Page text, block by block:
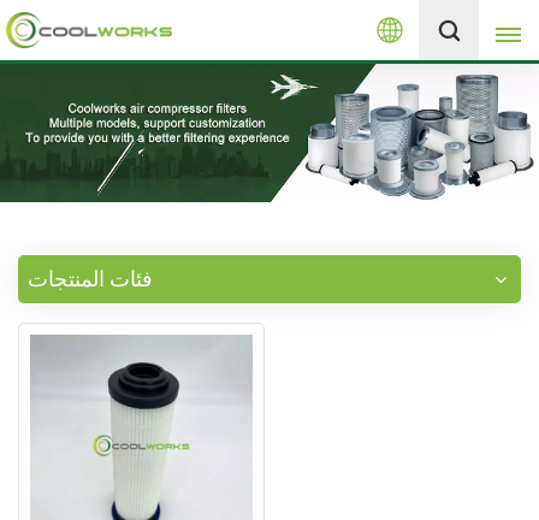
العربية
English
español
العربية
русский
+8613525046291
فئات المنتجات